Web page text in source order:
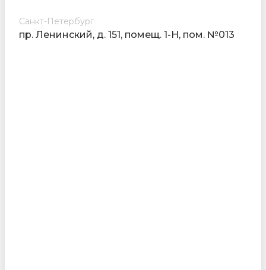
Санкт-Петербург
пр. Ленинский, д. 151, помещ. 1-Н, пом. №013